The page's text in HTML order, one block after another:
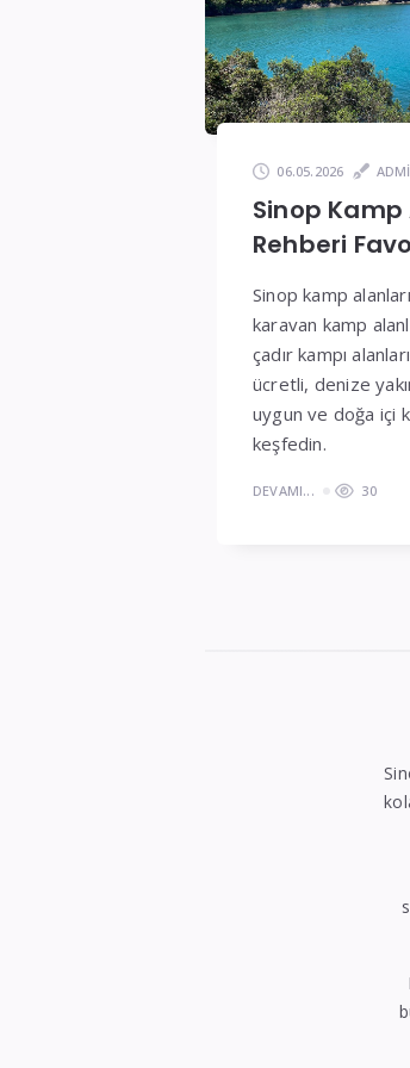
Fiyatlar
06.05.2026
Sinop Kamp
Rehberi
Sinop kamp
karavan kamp
çadır kampı
ücretli, denize
uygun ve doğa içi
keşfedin.
DEVAMI... 30